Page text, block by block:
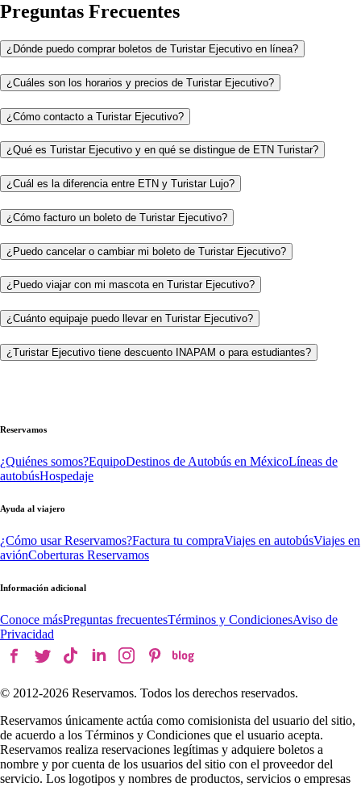
Preguntas Frecuentes
¿Dónde puedo comprar boletos de Turistar Ejecutivo en línea?
¿Cuáles son los horarios y precios de Turistar Ejecutivo?
¿Cómo contacto a Turistar Ejecutivo?
¿Qué es Turistar Ejecutivo y en qué se distingue de ETN Turistar?
¿Cuál es la diferencia entre ETN y Turistar Lujo?
¿Cómo facturo un boleto de Turistar Ejecutivo?
¿Puedo cancelar o cambiar mi boleto de Turistar Ejecutivo?
¿Puedo viajar con mi mascota en Turistar Ejecutivo?
¿Cuánto equipaje puedo llevar en Turistar Ejecutivo?
¿Turistar Ejecutivo tiene descuento INAPAM o para estudiantes?
Reservamos
¿Quiénes somos?EquipoDestinos de Autobús en MéxicoLíneas de
autobúsHospedaje
Ayuda al viajero
¿Cómo usar Reservamos?Factura tu compraViajes en autobúsViajes en
aviónCoberturas Reservamos
Información adicional
Conoce másPreguntas frecuentesTérminos y CondicionesAviso de
Privacidad
© 2012-2026 Reservamos. Todos los derechos reservados.
Reservamos únicamente actúa como comisionista del usuario del sitio,
de acuerdo a los Términos y Condiciones que el usuario acepta.
Reservamos realiza reservaciones legítimas y adquiere boletos a
nombre y por cuenta de los usuarios del sitio con el proveedor del
servicio. Los logotipos y nombres de productos, servicios o empresas